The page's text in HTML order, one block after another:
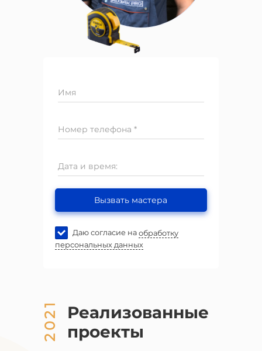
Имя
Номер телефона *
Дата и время:
Вызвать мастера
Даю согласие наобработку
персональных данных
Реализованные
проекты
2021